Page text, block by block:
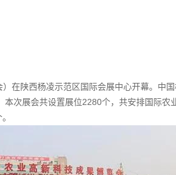
在陕西杨凌示范区国际会展中心开幕。中
次展会共设置展位2280个，共安排国际农